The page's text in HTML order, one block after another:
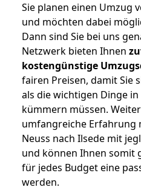
Sie planen einen Umzug
und möchten dabei
Dann sind Sie bei uns
Netzwerk bieten Ihnen
kostengünstige
fairen Preisen, damit Sie
als die wichtigen Dinge
kümmern müssen.
umfangreiche Erfahrung
Neuss nach Ilsede mit
und können Ihnen somit
für jedes Budget eine
werden.